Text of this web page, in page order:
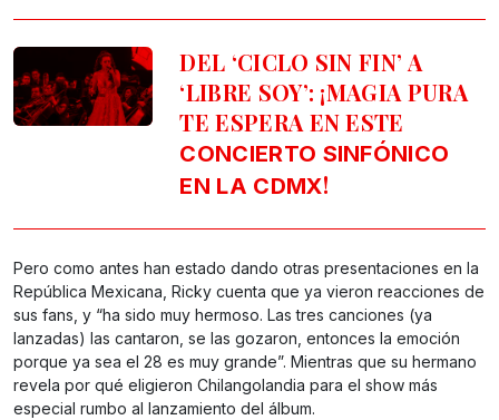
DEL ‘CICLO SIN FIN’ A
‘LIBRE SOY’: ¡MAGIA PURA
TE ESPERA EN ESTE
CONCIERTO SINFÓNICO
EN LA CDMX!
Pero como antes han estado dando otras presentaciones en la
República Mexicana, Ricky cuenta que ya vieron reacciones de
sus fans, y “ha sido muy hermoso. Las tres canciones (ya
lanzadas) las cantaron, se las gozaron, entonces la emoción
porque ya sea el 28 es muy grande”. Mientras que su hermano
revela por qué eligieron Chilangolandia para el show más
especial rumbo al lanzamiento del álbum.